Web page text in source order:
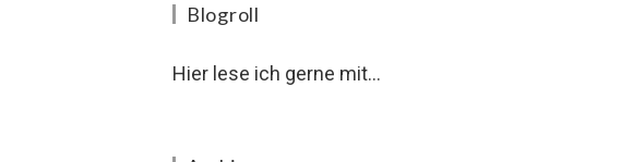
Blogroll
Hier lese ich gerne mit...